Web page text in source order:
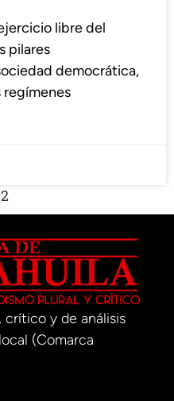
libre del
pilares
democrática,
regímenes
2
y de análisis
(Comarca